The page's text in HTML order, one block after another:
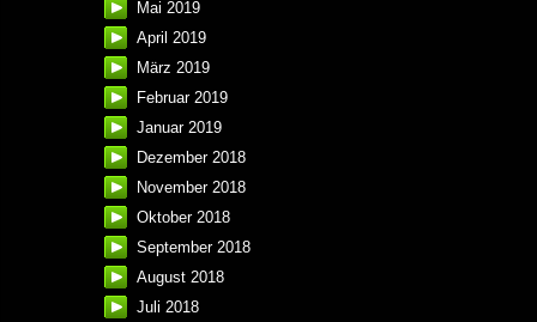
Mai 2019
April 2019
März 2019
Februar 2019
Januar 2019
Dezember 2018
November 2018
Oktober 2018
September 2018
August 2018
Juli 2018